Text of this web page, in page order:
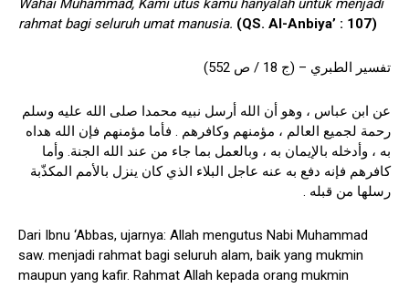
Wahai Muhammad, Kami utus kamu hanyalah untuk menjadi
rahmat bagi seluruh umat manusia. (QS. Al-Anbiya’ : 107)
تفسير الطبري – (ج 18 / ص 552)
عن ابن عباس ، وهو أن الله أرسل نبيه محمدا صلى الله عليه وسلم
رحمة لجميع العالم ، مؤمنهم وكافرهم . فأما مؤمنهم فإن الله هداه
به ، وأدخله بالإيمان به ، وبالعمل بما جاء من عند الله الجنة. وأما
كافرهم فإنه دفع به عنه عاجل البلاء الذي كان ينزل بالأمم المكذّبة
رسلها من قبله .
Dari Ibnu ‘Abbas, ujarnya: Allah mengutus Nabi Muhammad
saw. menjadi rahmat bagi seluruh alam, baik yang mukmin
maupun yang kafir. Rahmat Allah kepada orang mukmin